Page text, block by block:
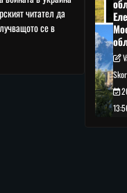
читател да
се в